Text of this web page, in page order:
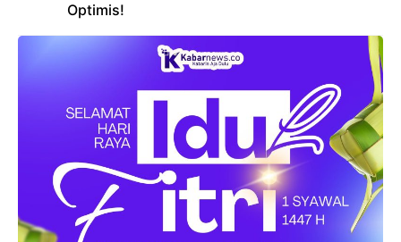
Optimis!